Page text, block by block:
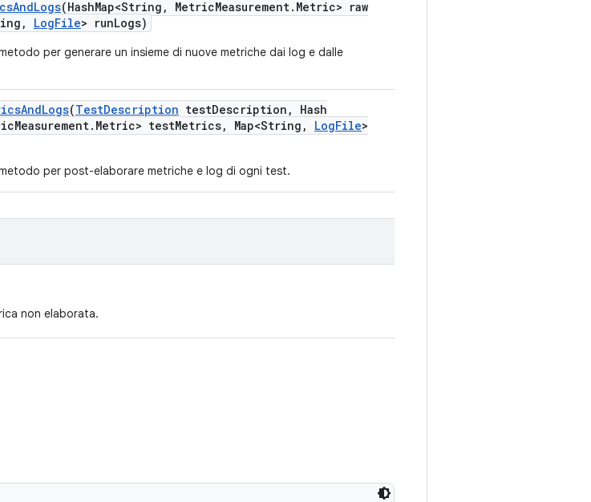
AndLogs(HashMap<String , MetricMeasurement. Metric> raw
, LogFile> runLogs)
per generare un insieme di nuove metriche dai log e dalle
AndLogs(TestDescription testDescription ,
Hash
Measurement. Metric> testMetrics, Map<String , LogFile>
per post-elaborare metriche e log di ogni test.
non elaborata.